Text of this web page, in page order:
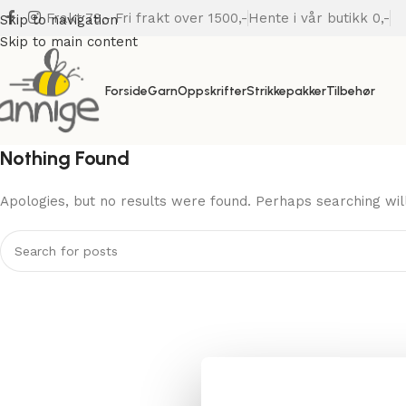
Skip to navigation
Skip to main content
Frakt 79,- Fri frakt over 1500,- Hente i vår butikk 0,-
ForsideGarnOppskrifterStrikkepakkerTilbehør
Nothing Found
Apologies, but no results were found. Perhaps searching